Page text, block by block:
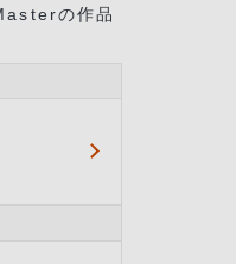
の作品